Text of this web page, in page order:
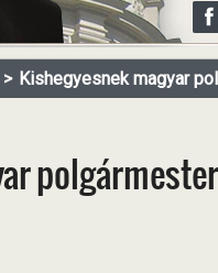
Kishegyesnek magyar